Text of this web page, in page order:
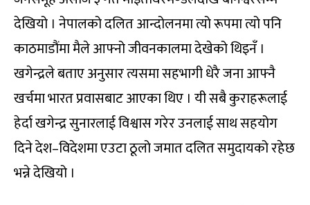
देखियो । नेपालको दलित आन्दोलनमा त्यो रूपमा त्यो पनि
काठमाडौंमा मैले आफ्नो जीवनकालमा देखेको थिइनँ ।
खगेन्द्रले बताए अनुसार त्यसमा सहभागी धेरै जना आफ्नै
खर्चमा भारत प्रवासबाट आएका थिए । यी सबै कुराहरूलाई
हेर्दा खगेन्द्र सुनारलाई विश्वास गरेर उनलाई साथ सहयोग
दिने देश–विदेशमा एउटा ठूलो जमात दलित समुदायको रहेछ
भन्ने देखियो ।